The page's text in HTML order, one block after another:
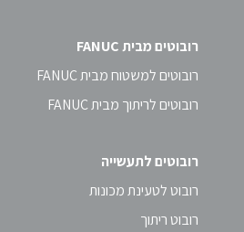
רובוטים מבית FANUC
רובוטים למשטוח מבית FANUC
רובוטים לריתוך מבית FANUC
רובוטים לתעשייה
רובוט לטעינת מכונות
רובוט ריתוך